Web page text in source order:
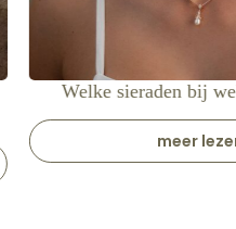
Welke sieraden bij
meer